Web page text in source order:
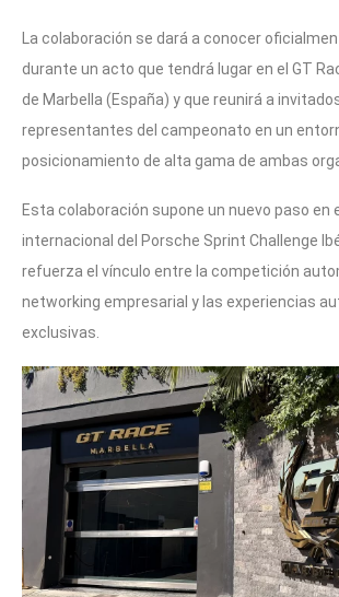
La colaboración se dará a conocer
durante un acto que tendrá lugar en el GT
de Marbella (España) y que reunirá a
representantes del campeonato en un
posicionamiento de alta gama de ambas
Esta colaboración supone un nuevo paso en
internacional del Porsche Sprint Challenge
refuerza el vínculo entre la competición
networking empresarial y las experiencias
exclusivas.